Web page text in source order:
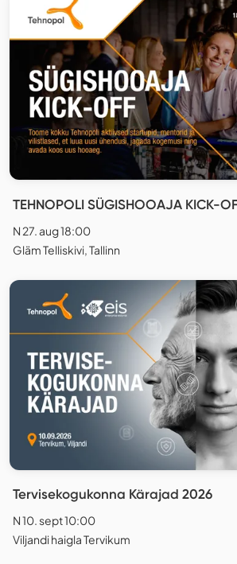
TEHNOPOLI SÜGISHOOAJA KICK-
N 27. aug 18:00
Gläm Telliskivi, Tallinn
Tervisekogukonna Kärajad 2026
N 10. sept 10:00
Viljandi haigla Tervikum